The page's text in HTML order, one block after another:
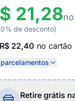
21,28
de desconto)
R$ 22,40 no cartão
Retire grátis